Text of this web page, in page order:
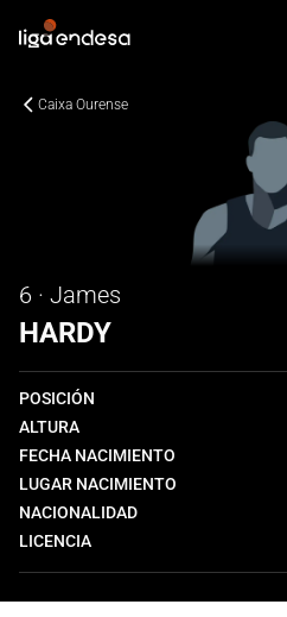
Caixa Ourense
6 · James
HARDY
POSICIÓN
ALTURA
FECHA NACIMIENTO
LUGAR NACIMIENTO
NACIONALIDAD
LICENCIA